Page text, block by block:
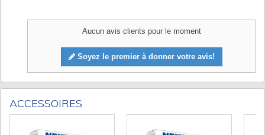
Aucun avis clients pour le moment
Soyez le premier à donner votre avis!
ACCESSOIRES